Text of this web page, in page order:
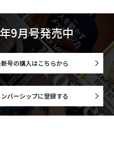
9月号発売中
号の購入はこちらから
ンバーシップに登録する